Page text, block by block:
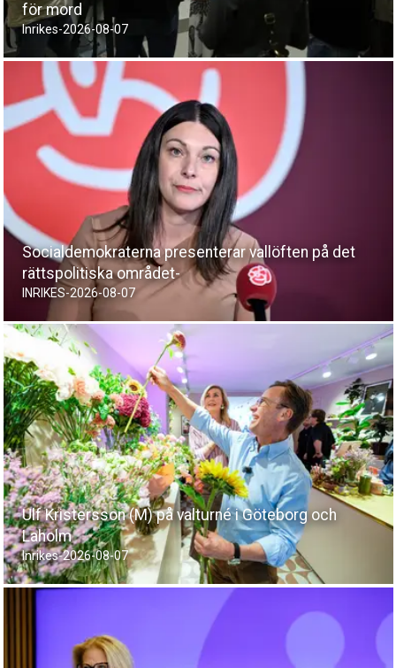
för mord
Inrikes-2026-08-07
Socialdemokraterna presenterar vallöften på det
rättspolitiska området-
INRIKES-2026-08-07
Ulf Kristersson (M) på valturné i Göteborg och
Laholm
Inrikes-2026-08-07